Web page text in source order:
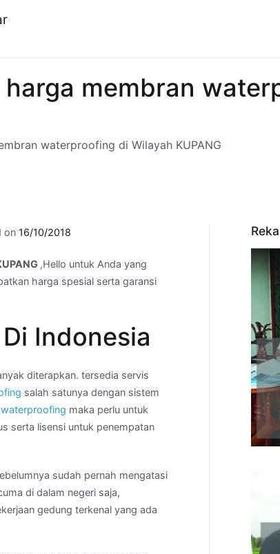
membran
waterproofing di Wilayah KUPANG
on 16/10/2018
,Hello untuk Anda yang
harga spesial serta garansi
Indonesia
diterapkan. tersedia servis
salah satunya dengan sistem
waterproofing maka perlu untuk
serta lisensi untuk penempatan
sudah pernah mengatasi
di dalam negeri saja,
gedung terkenal yang ada